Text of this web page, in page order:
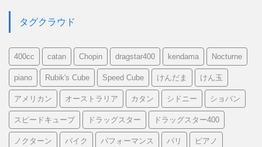
タグクラウド
400cc catan Chopin dragstar400 kendama Nocturne
piano Rubik's Cube Speed Cube けんだま けん玉
アメリカン オーストラリア カタン シドニー ショパン
スピードキューブ ドラッグスター ドラッグスター400
ノクターン バイク パフォーマンス パリ ピアノ